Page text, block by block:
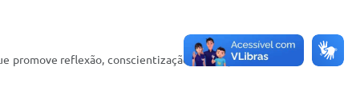
promove reflexão, conscientização e diálogo sobre a